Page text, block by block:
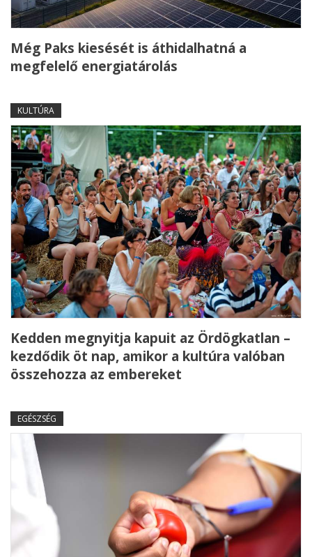
Még Paks kiesését is áthidalhatná a
megfelelő energiatárolás
KULTÚRA
Kedden megnyitja kapuit az Ördögkatlan –
kezdődik öt nap, amikor a kultúra valóban
összehozza az embereket
EGÉSZSÉG